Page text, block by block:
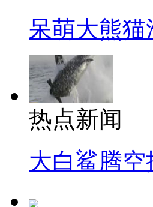
呆萌大熊猫
热点新闻
大白鲨腾空